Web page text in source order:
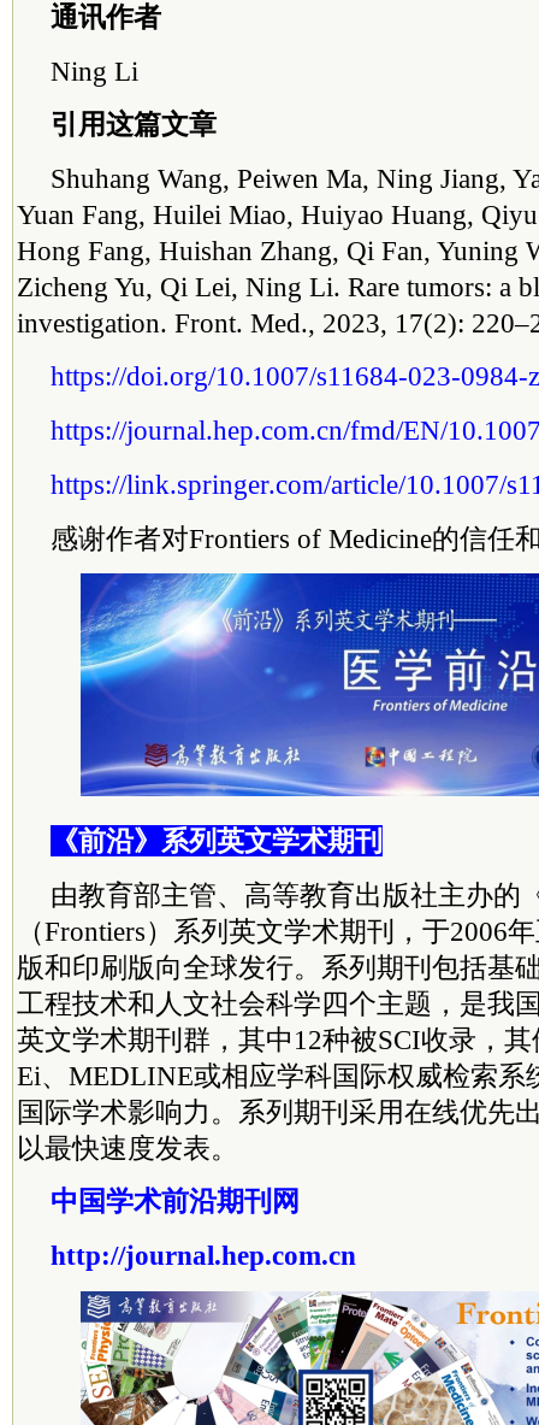
通讯作者
Ning Li
引用这篇文章
Shuhang Wang, Peiwen Ma, Ning Jiang,
Yuan Fang, Huilei Miao, Huiyao Huang,
Hong Fang, Huishan Zhang, Qi Fan, Yuning
Zicheng Yu, Qi Lei, Ning Li. Rare tumors: a
investigation. Front. Med., 2023, 17(2):
https://doi.org/10.1007/s11684-023-0984-z
https://journal.hep.com.cn/fmd/EN/
https://link.springer.com/article/10.1007/
感谢作者对Frontiers of Medicine的信任
《前沿》系列英文学术期刊
由教育部主管、高等教育出版社主办的
（Frontiers）系列英文学术期刊，于2006
版和印刷版向全球发行。系列期刊包括基
工程技术和人文社会科学四个主题，是我
英文学术期刊群，其中12种被SCI收录，
Ei、MEDLINE或相应学科国际权威检索系
国际学术影响力。系列期刊采用在线优先
以最快速度发表。
中国学术前沿期刊网
http://journal.hep.com.cn